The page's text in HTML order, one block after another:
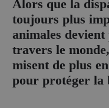
Alors que la
toujours plus
animales
travers le
misent de plus
pour protéger la